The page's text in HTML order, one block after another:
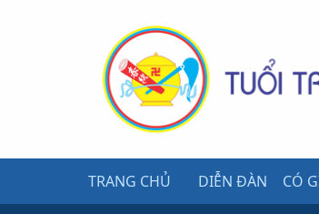
TRANG CHỦ DIỄN ĐÀN CÓ